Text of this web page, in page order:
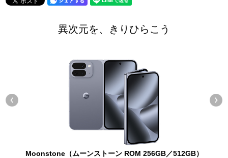
異次元を、きりひらこう
Moonstone（ムーンストーン ROM 256GB／512GB）